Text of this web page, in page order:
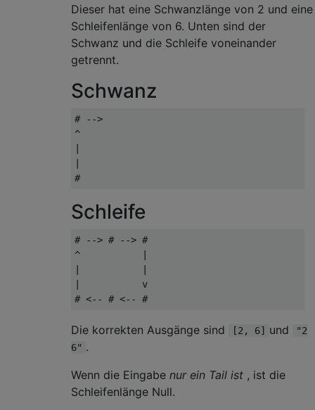
Dieser hat eine Schwanzlänge von 2 und eine
Schleifenlänge von 6. Unten sind der
Schwanz und die Schleife voneinander
getrennt.
Schwanz
# -->
^
Schleife
# --> # --> #
^           |
|           v
Die korrekten Ausgänge sind [2, 6] und
"2
6" .
Wenn die Eingabe nur ein Tail ist , ist die
Schleifenlänge Null.